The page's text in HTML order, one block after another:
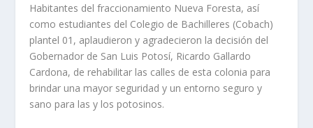
Habitantes del fraccionamiento Nueva Foresta, así
como estudiantes del Colegio de Bachilleres (Cobach)
plantel 01, aplaudieron y agradecieron la decisión del
Gobernador de San Luis Potosí, Ricardo Gallardo
Cardona, de rehabilitar las calles de esta colonia para
brindar una mayor seguridad y un entorno seguro y
sano para las y los potosinos.